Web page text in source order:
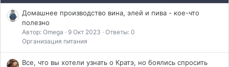
Домашнее производство вина, элей и пива - кое-что
полезно
Автор: Omega 9 Окт 2023
Ответы: 0
Организация питания
Все, что вы хотели узнать о Кратэ, но боялись спросить